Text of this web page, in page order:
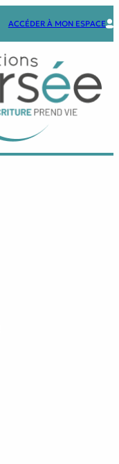
ACCÉDER À MON ESPACE